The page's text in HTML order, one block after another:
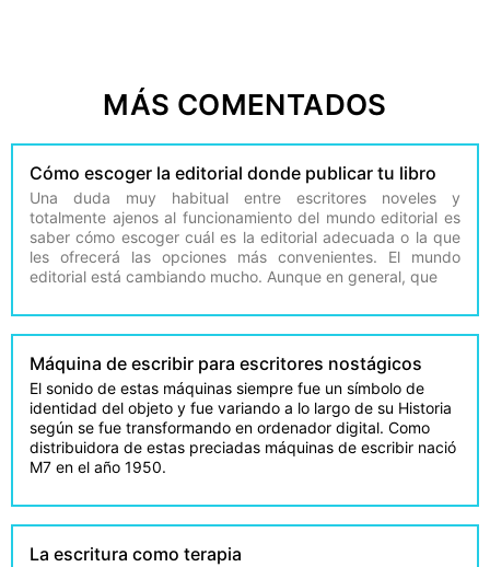
MÁS COMENTADOS
Cómo escoger la editorial donde publicar tu libro
Una duda muy habitual entre escritores noveles y
totalmente ajenos al funcionamiento del mundo editorial es
saber cómo escoger cuál es la editorial adecuada o la que
les ofrecerá las opciones más convenientes. El mundo
editorial está cambiando mucho. Aunque en general, que
Máquina de escribir para escritores nostágicos
El sonido de estas máquinas siempre fue un símbolo de
identidad del objeto y fue variando a lo largo de su Historia
según se fue transformando en ordenador digital. Como
distribuidora de estas preciadas máquinas de escribir nació
M7 en el año 1950.
La escritura como terapia